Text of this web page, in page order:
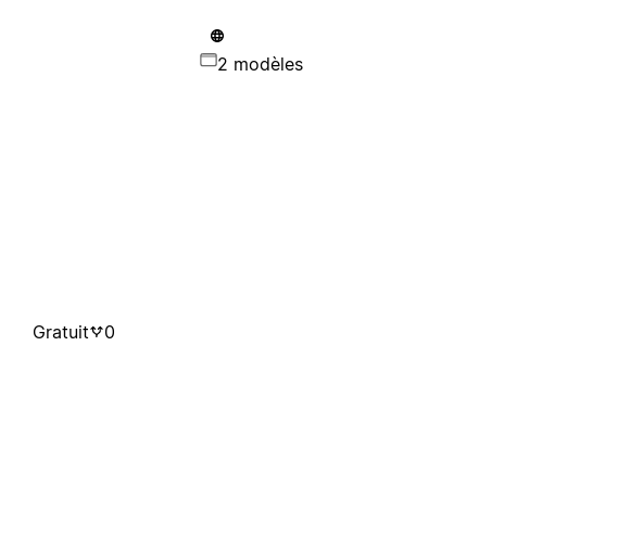
2 modèles
Gratuit 0